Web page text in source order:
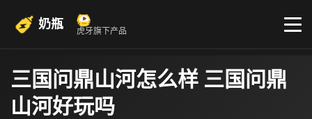
奶瓶 虎牙旗下产品
三国问鼎山河怎么样 三国问鼎
山河好玩吗